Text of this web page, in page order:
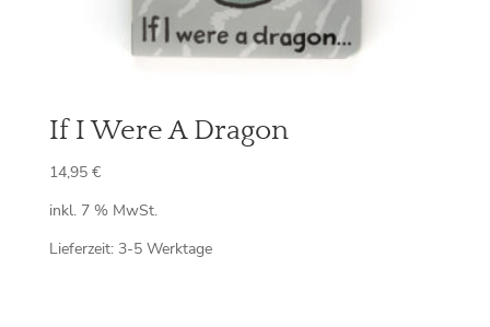
If I Were A Dragon
14,95 €
inkl. 7 % MwSt.
Lieferzeit: 3-5 Werktage